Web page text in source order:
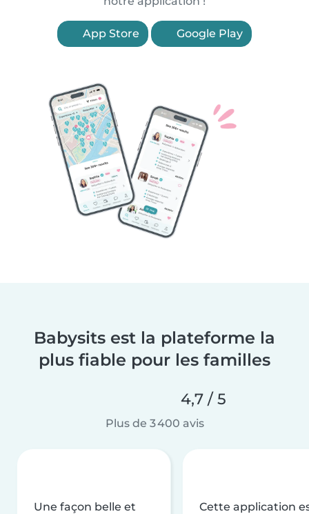
App Store Google Play
Babysits est la plateforme la
plus fiable pour les familles
4,7 / 5
Plus de 3 400 avis
Une façon belle et
Cette application